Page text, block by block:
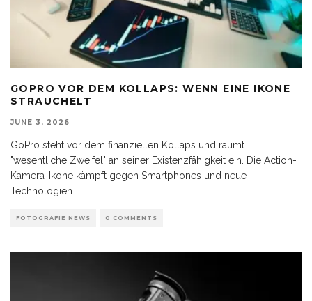
GOPRO VOR DEM KOLLAPS: WENN EINE IKONE
STRAUCHELT
JUNE 3, 2026
GoPro steht vor dem finanziellen Kollaps und räumt
"wesentliche Zweifel" an seiner Existenzfähigkeit ein. Die Action-
Kamera-Ikone kämpft gegen Smartphones und neue
Technologien.
FOTOGRAFIE NEWS 0 COMMENTS